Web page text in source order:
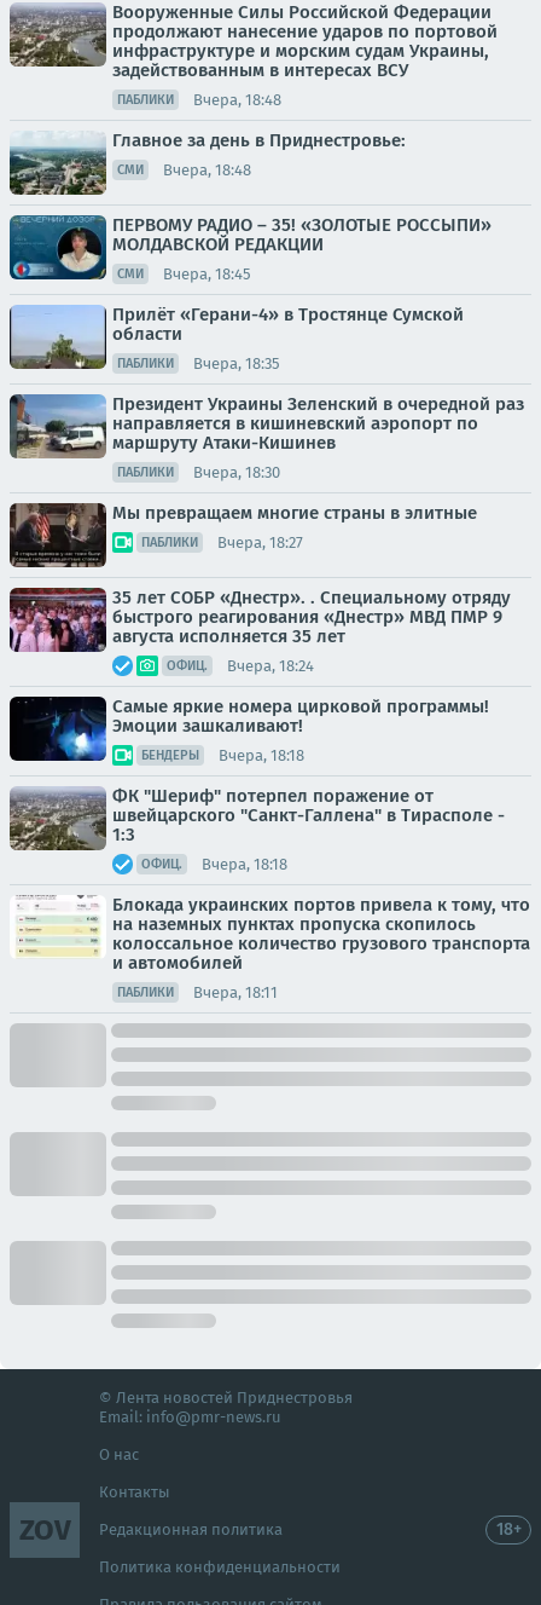
Вооруженные Силы Российской Федерации
продолжают нанесение ударов по портовой
инфраструктуре и морским судам Украины,
задействованным в интересах ВСУ
ПАБЛИКИ Вчера, 18:48
Главное за день в Приднестровье:
СМИ Вчера, 18:48
ПЕРВОМУ РАДИО – 35! «ЗОЛОТЫЕ РОССЫПИ»
МОЛДАВСКОЙ РЕДАКЦИИ
СМИ Вчера, 18:45
Прилёт «Герани-4» в Тростянце Сумской
области
ПАБЛИКИ Вчера, 18:35
Президент Украины Зеленский в очередной раз
направляется в кишиневский аэропорт по
маршруту Атаки-Кишинев
ПАБЛИКИ Вчера, 18:30
Мы превращаем многие страны в элитные
ПАБЛИКИ Вчера, 18:27
35 лет СОБР «Днестр». . Специальному отряду
быстрого реагирования «Днестр» МВД ПМР 9
августа исполняется 35 лет
ОФИЦ. Вчера, 18:24
Самые яркие номера цирковой программы!
Эмоции зашкаливают!
БЕНДЕРЫ Вчера, 18:18
ФК "Шериф" потерпел поражение от
швейцарского "Санкт-Галлена" в Тирасполе -
1:3
ОФИЦ. Вчера, 18:18
Блокада украинских портов привела к тому, что
на наземных пунктах пропуска скопилось
колоссальное количество грузового транспорта
и автомобилей
ПАБЛИКИ Вчера, 18:11
ZOV
© Лента новостей Приднестровья
Email: info@pmr-news.ru
О нас
Контакты
Редакционная политика
Политика конфиденциальности
18+